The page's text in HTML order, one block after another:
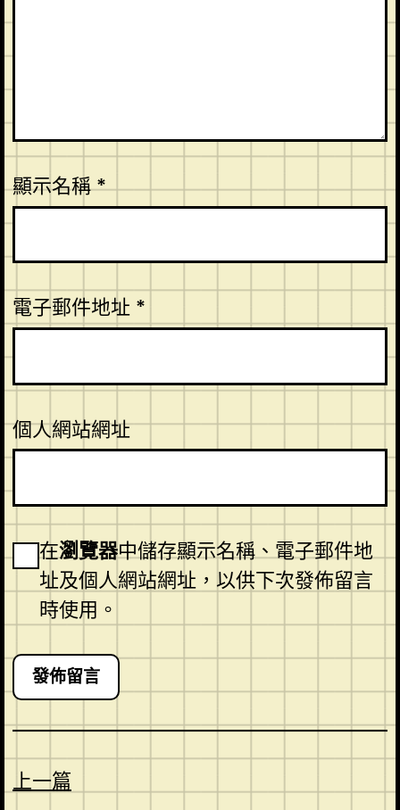
顯示名稱*
電子郵件地址 *
個人網站網址
在瀏覽器中儲存顯示名稱、電子郵件地
址及個人網站網址，以供下次發佈留言
時使用。
上一篇